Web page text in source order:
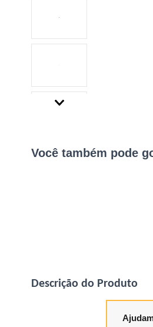
Você também pode
Descrição do Produto